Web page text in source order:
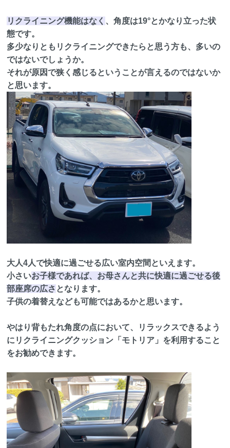
リクライニング機能はなく 、角度は19°とかなり立った状
態です。
多少なりともリクライニングできたらと思う方も、多いの
ではないでしょうか。
それが原因で狭く感じるということが言えるのではないか
と思います。
大人4人で快適に過ごせる広い室内空間といえます。
小さいお子様であれば、お母さんと共に快適に過ごせる後
部座席の広さ となります。
子供の着替えなども可能ではあるかと思います。
やはり背もたれ角度の点において、リラックスできるよう
にリクライニングクッション「モトリア」を利用すること
をお勧めできます。